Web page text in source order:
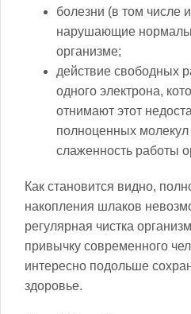
болезни (в том числе
нарушающие
организме;
действие свободных
одного электрона,
отнимают этот
полноценных
слаженность работы
Как становится видно,
накопления шлаков
регулярная чистка
привычку современного
интересно подольше
здоровье.